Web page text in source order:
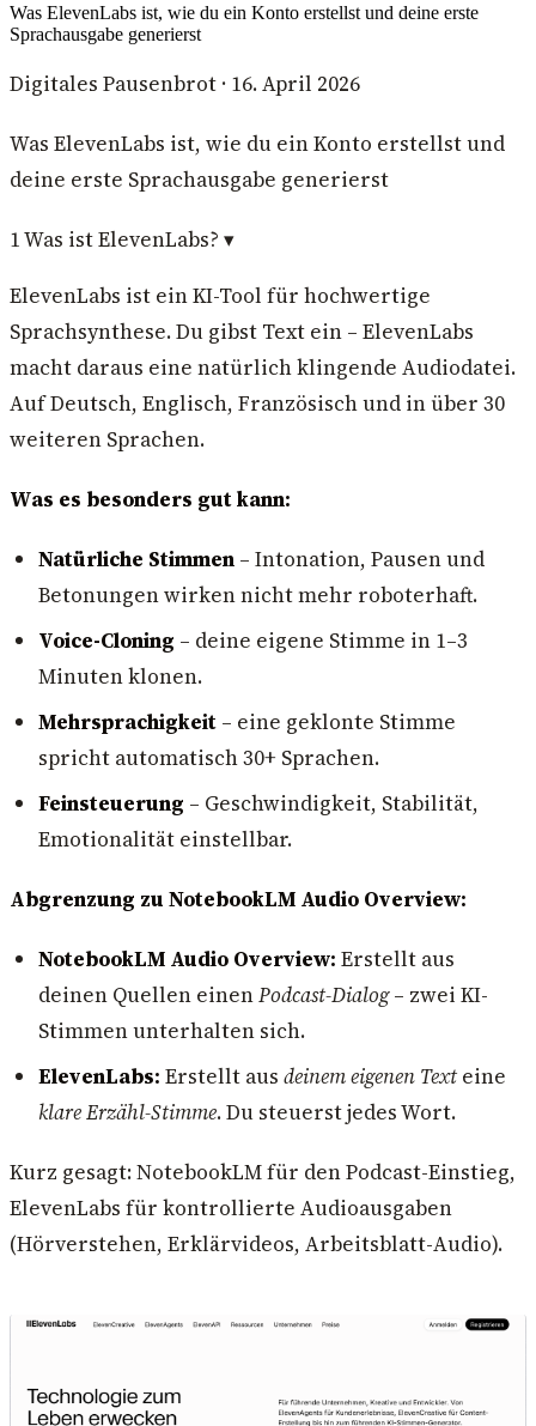
Was ElevenLabs ist, wie du ein Konto erstellst und deine erste
Sprachausgabe generierst
Digitales Pausenbrot · 16. April 2026
Was ElevenLabs ist, wie du ein Konto erstellst und
deine erste Sprachausgabe generierst
1Was ist ElevenLabs? ▾
ElevenLabs ist ein KI-Tool für hochwertige
Sprachsynthese. Du gibst Text ein – ElevenLabs
macht daraus eine natürlich klingende Audiodatei.
Auf Deutsch, Englisch, Französisch und in über 30
weiteren Sprachen.
Was es besonders gut kann:
Natürliche Stimmen – Intonation, Pausen und
Betonungen wirken nicht mehr roboterhaft.
Voice-Cloning – deine eigene Stimme in 1–3
Minuten klonen.
Mehrsprachigkeit – eine geklonte Stimme
spricht automatisch 30+ Sprachen.
Feinsteuerung – Geschwindigkeit, Stabilität,
Emotionalität einstellbar.
Abgrenzung zu NotebookLM Audio Overview:
NotebookLM Audio Overview: Erstellt aus
deinen Quellen einenPodcast-Dialog– zwei KI-
Stimmen unterhalten sich.
ElevenLabs: Erstellt aus deinem eigenen Texteine
klare Erzähl-Stimme. Du steuerst jedes Wort.
Kurz gesagt: NotebookLM für den Podcast-Einstieg,
ElevenLabs für kontrollierte Audioausgaben
(Hörverstehen, Erklärvideos, Arbeitsblatt-Audio).